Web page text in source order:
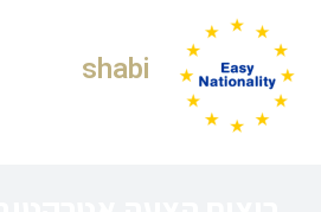
shabi